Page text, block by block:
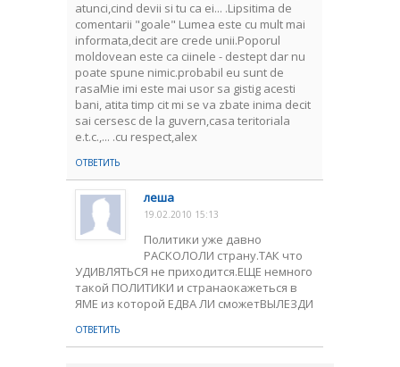
atunci,cind devii si tu ca ei... .Lipsitima de
comentarii "goale" Lumea este cu mult mai
informata,decit are crede unii.Poporul
moldovean este ca ciinele - destept dar nu
poate spune nimic.probabil eu sunt de
rasaMie imi este mai usor sa gistig acesti
bani, atita timp cit mi se va zbate inima decit
sai cersesc de la guvern,casa teritoriala
e.t.c.,... .cu respect,alex
ОТВЕТИТЬ
леша
19.02.2010 15:13
Политики уже давно
РАСКОЛОЛИ страну.ТАК что
УДИВЛЯТЬСЯ не приходится.ЕЩЕ немного
такой ПОЛИТИКИ и странаокажеться в
ЯМЕ из которой ЕДВА ЛИ сможетВЫЛЕЗДИ
ОТВЕТИТЬ